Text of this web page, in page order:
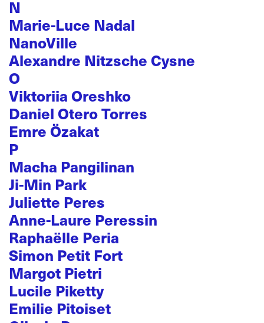
N
Marie-Luce Nadal
NanoVille
Alexandre Nitzsche Cysne
O
Viktoriia Oreshko
Daniel Otero Torres
Emre Özakat
P
Macha Pangilinan
Ji-Min Park
Juliette Peres
Anne-Laure Peressin
Raphaëlle Peria
Simon Petit Fort
Margot Pietri
Lucile Piketty
Emilie Pitoiset